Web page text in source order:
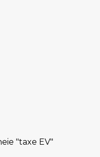
"taxe EV"